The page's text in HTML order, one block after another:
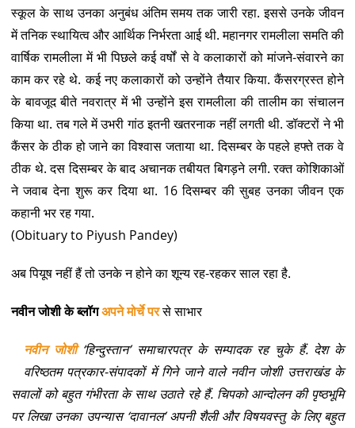
स्कूल के साथ उनका अनुबंध अंतिम समय तक जारी रहा. इससे उनके जीवन
में तनिक स्थायित्व और आर्थिक निर्भरता आई थी. महानगर रामलीला समति की
वार्षिक रामलीला में भी पिछले कई वर्षों से वे कलाकारों को मांजने-संवारने का
काम कर रहे थे. कई नए कलाकारों को उन्होंने तैयार किया. कैंसरग्रस्त होने
के बावजूद बीते नवरात्र में भी उन्होंने इस रामलीला की तालीम का संचालन
किया था. तब गले में उभरी गांठ इतनी खतरनाक नहीं लगती थी. डॉक्टरों ने भी
कैंसर के ठीक हो जाने का विश्वास जताया था. दिसम्बर के पहले हफ्ते तक वे
ठीक थे. दस दिसम्बर के बाद अचानक तबीयत बिगड़ने लगी. रक्त कोशिकाओं
ने जवाब देना शुरू कर दिया था. 16 दिसम्बर की सुबह उनका जीवन एक
कहानी भर रह गया.
(Obituary to Piyush Pandey)
अब पियूष नहीं हैं तो उनके न होने का शून्य रह-रहकर साल रहा है.
नवीन जोशी के ब्लॉगअपने मोर्चे परसे साभार
नवीन जोशी ‘हिन्दुस्तान’ समाचारपत्र के सम्पादक रह चुके हैं. देश के
वरिष्ठतम पत्रकार-संपादकों में गिने जाने वाले नवीन जोशी उत्तराखंड के
सवालों को बहुत गंभीरता के साथ उठाते रहे हैं. चिपको आन्दोलन की पृष्ठभूमि
पर लिखा उनका उपन्यास ‘दावानल’ अपनी शैली और विषयवस्तु के लिए बहुत